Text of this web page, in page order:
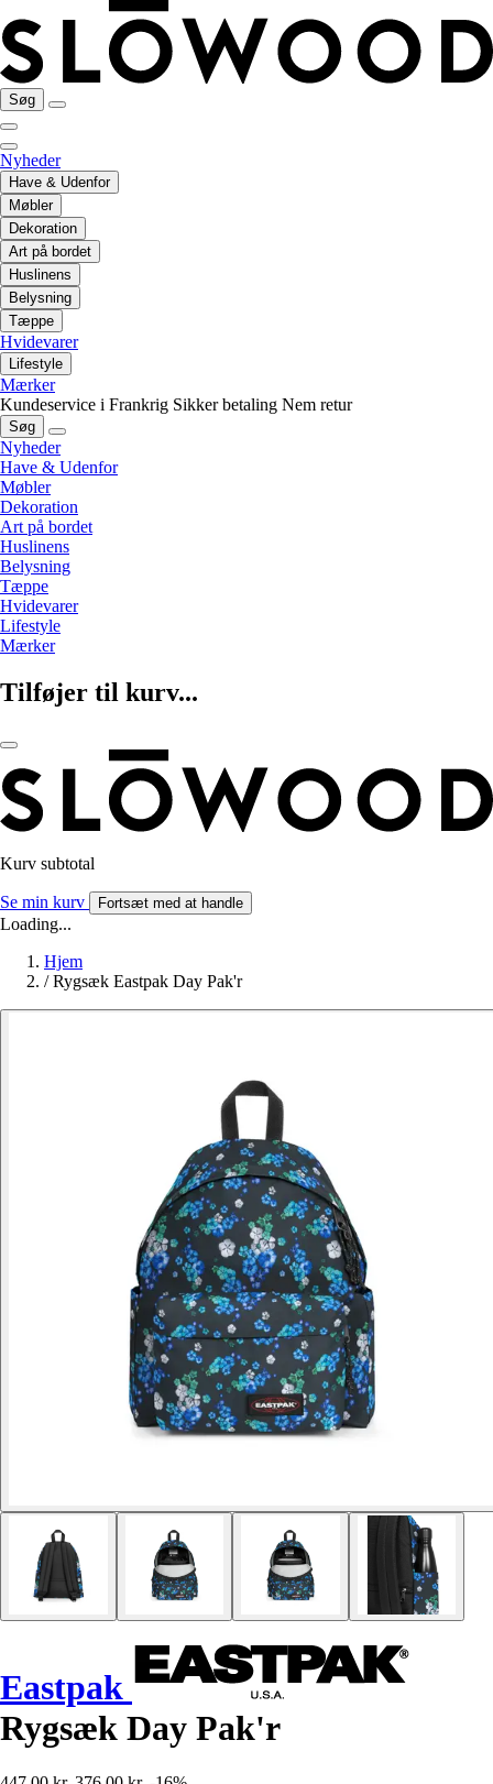
Søg
Nyheder
Have & Udenfor
Møbler
Dekoration
Art på bordet
Huslinens
Belysning
Tæppe
Hvidevarer
Lifestyle
Mærker
Kundeservice i Frankrig Sikker betaling Nem retur
Søg
Nyheder
Have & Udenfor
Møbler
Dekoration
Art på bordet
Huslinens
Belysning
Tæppe
Hvidevarer
Lifestyle
Mærker
Tilføjer til kurv...
Kurv subtotal
Se min kurv Fortsæt med at handle
Loading...
Hjem
/ Rygsæk Eastpak Day Pak'r
Eastpak
Rygsæk Day Pak'r